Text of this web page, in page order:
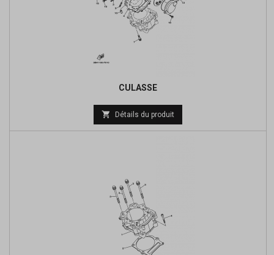
CULASSE
Prix
de
 Détails du produit